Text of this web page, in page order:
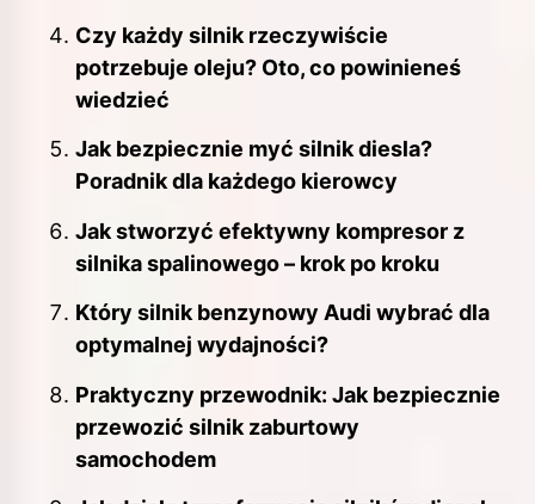
Czy każdy silnik rzeczywiście
potrzebuje oleju? Oto, co powinieneś
wiedzieć
Jak bezpiecznie myć silnik diesla?
Poradnik dla każdego kierowcy
Jak stworzyć efektywny kompresor z
silnika spalinowego – krok po kroku
Który silnik benzynowy Audi wybrać dla
optymalnej wydajności?
Praktyczny przewodnik: Jak bezpiecznie
przewozić silnik zaburtowy
samochodem